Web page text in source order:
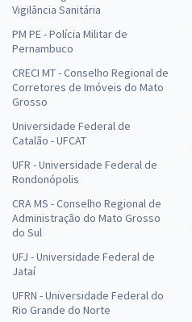
Vigilância Sanitária
PM PE - Polícia Militar de
Pernambuco
CRECI MT - Conselho Regional de
Corretores de Imóveis do Mato
Grosso
Universidade Federal de
Catalão - UFCAT
UFR - Universidade Federal de
Rondonópolis
CRA MS - Conselho Regional de
Administração do Mato Grosso
do Sul
UFJ - Universidade Federal de
Jataí
UFRN - Universidade Federal do
Rio Grande do Norte